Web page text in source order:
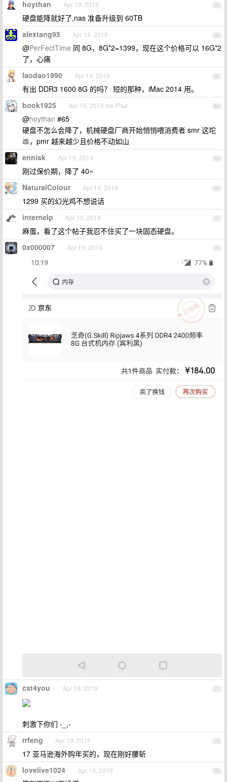
65
hoythan Apr 19, 2019
硬盘能降就好了,nas 准备升级到 60TB
66
alextang95 Apr 19, 2019
@PerFectTime 同 8G，8G*2=1399，现在这个价格可以 16G*2
了，心痛
67
laodao1990 Apr 19, 2019
有出 DDR3 1600 8G 的吗？ 短的那种，iMac 2014 用。
68
book1925 Apr 19, 2019 via iPad
@hoythan #65
硬盘不怎么会降了，机械硬盘厂商开始悄悄喂消费者 smr 这坨
💩，pmr 越来越少且价格不动如山
69
ennisk Apr 19, 2019
刚过保价期，降了 40~
70
NaturalColour Apr 19, 2019
1299 买的幻光鸡不想说话
71
internelp Apr 19, 2019
麻蛋，看了这个帖子我忍不住买了一块固态硬盘。
72
0x000007 Apr 19, 2019
73
cst4you Apr 19, 2019
刺激下你们 -_,-
74
rrfeng Apr 19, 2019
17 亚马逊海外购年买的，现在刚好腰斩
75
lovelive1024 Apr 19, 2019